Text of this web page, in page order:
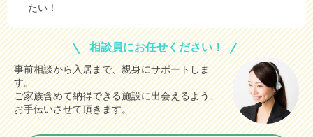
たい！
相談員にお任せください！
事前相談から入居まで、親身にサポートしま
す。
ご家族含めて納得できる施設に出会えるよう、
お手伝いさせて頂きます。